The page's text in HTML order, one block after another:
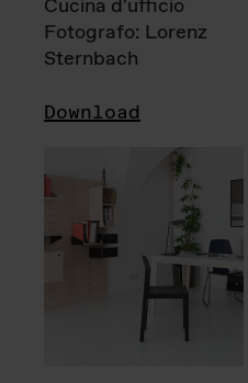
Cucina d'ufficio
Fotografo: Lorenz
Sternbach
Download